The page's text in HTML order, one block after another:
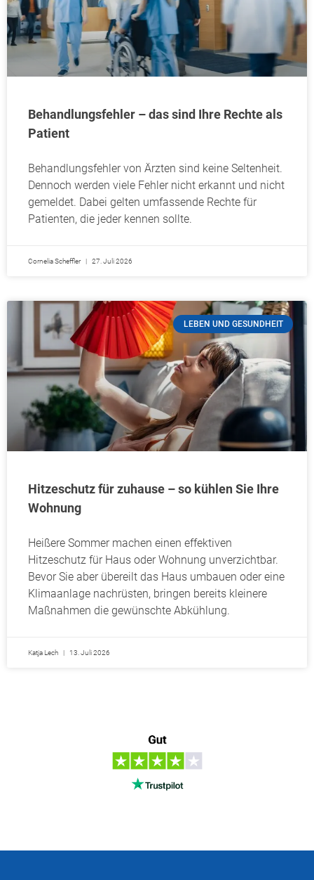
Behandlungsfehler – das sind Ihre Rechte als
Patient
Behandlungsfehler von Ärzten sind keine Seltenheit.
Dennoch werden viele Fehler nicht erkannt und nicht
gemeldet. Dabei gelten umfassende Rechte für
Patienten, die jeder kennen sollte.
Cornelia Scheffler 27. Juli 2026
LEBEN UND GESUNDHEIT
Hitzeschutz für zuhause – so kühlen Sie Ihre
Wohnung
Heißere Sommer machen einen effektiven
Hitzeschutz für Haus oder Wohnung unverzichtbar.
Bevor Sie aber übereilt das Haus umbauen oder eine
Klimaanlage nachrüsten, bringen bereits kleinere
Maßnahmen die gewünschte Abkühlung.
Katja Lech 13. Juli 2026